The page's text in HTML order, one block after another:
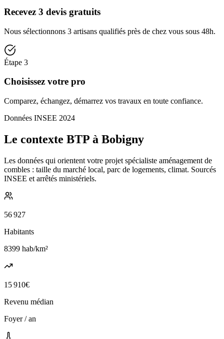
Recevez 3 devis gratuits
Nous sélectionnons 3 artisans qualifiés près de chez vous sous 48h.
Étape 3
Choisissez votre pro
Comparez, échangez, démarrez vos travaux en toute confiance.
Données INSEE 2024
Le contexte BTP à Bobigny
Les données qui orientent votre projet spécialiste aménagement de
combles : taille du marché local, parc de logements, climat. Sourcés
INSEE et arrêtés ministériels.
56 927
Habitants
8399 hab/km²
15 910€
Revenu médian
Foyer / an